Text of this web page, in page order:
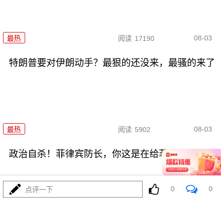
最热 阅读 17190 08-03
特朗普要对伊朗动手？最狠的还没来，最骚的来了
最热 阅读 5902 08-03
政治自杀！菲律宾防长，你这是在给菲律宾掘墓！
点评一下 0 0